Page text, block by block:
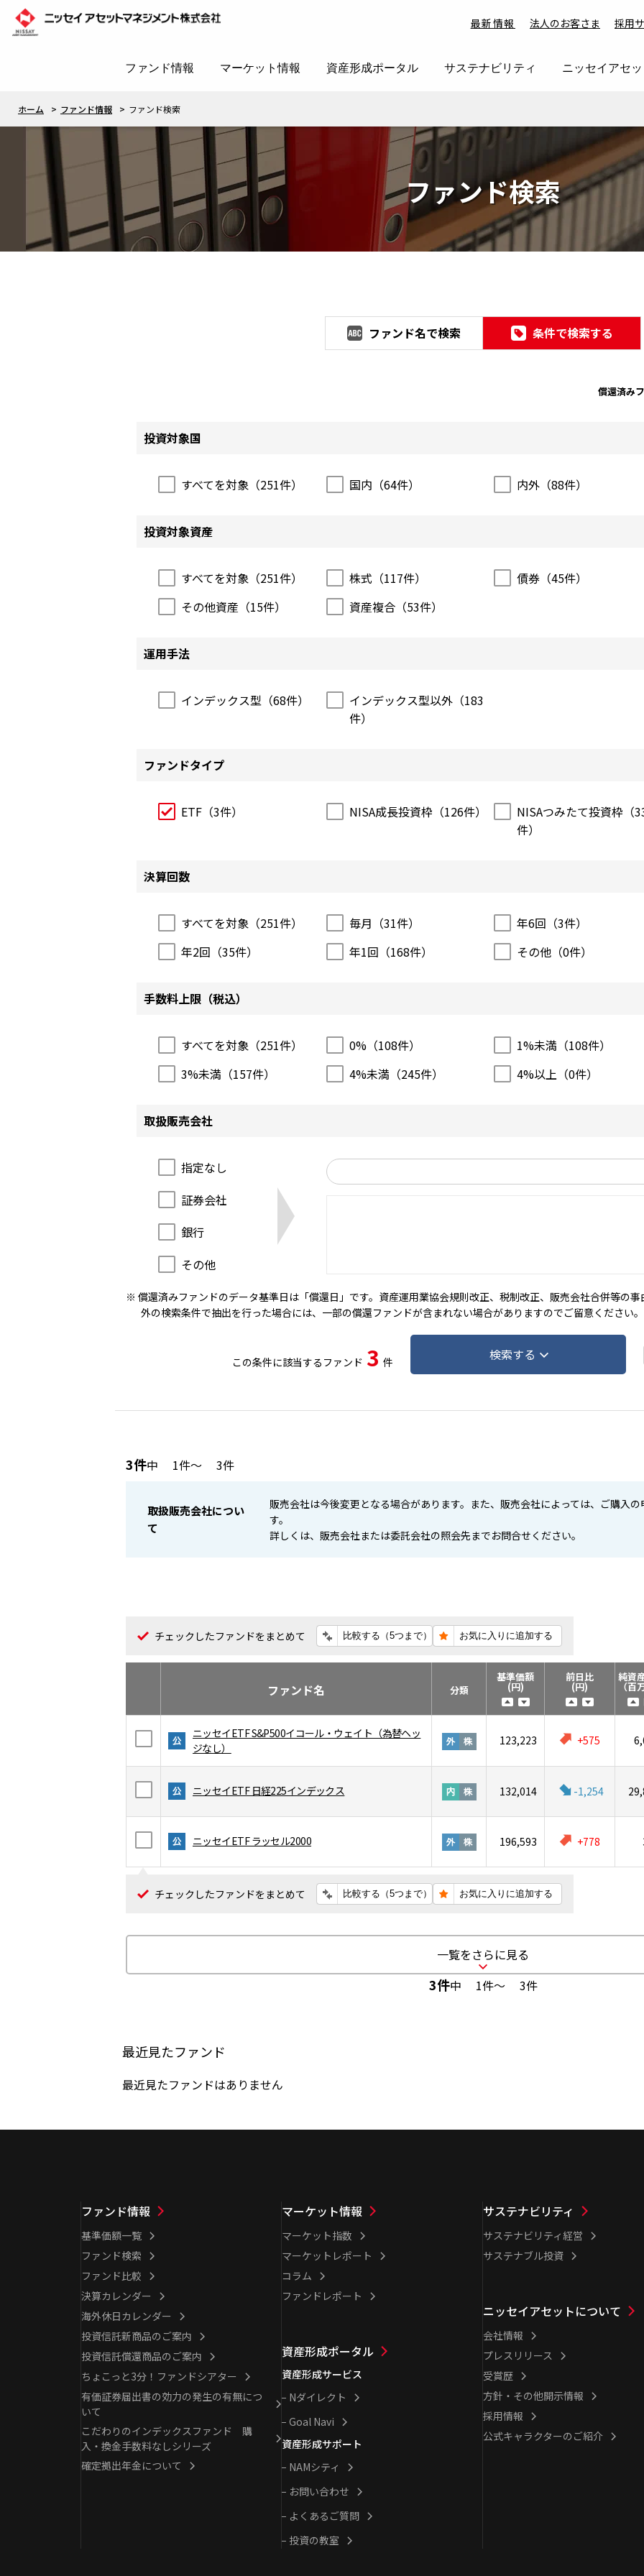
最新情報 法人のお客さま 採用
ファンド情報 マーケット情報 資産形成ポータル サステナビリティ ニッセイアセ
ホーム ファンド情報 ファンド検索
ファンド検索
ファンド名で検索 条件で検索する
償還済み
投資対象国
すべてを対象（251件） 国内（64件） 内外（88件）
投資対象資産
すべてを対象（251件） 株式（117件） 債券（45件）
その他資産（15件） 資産複合（53件）
運用手法
インデックス型（68件） インデックス型以外（183
件）
ファンドタイプ
ETF（3件） NISA成長投資枠（126件） NISAつみたて投資枠（
件）
決算回数
すべてを対象（251件） 毎月（31件） 年6回（3件）
年2回（35件） 年1回（168件） その他（0件）
手数料上限（税込）
すべてを対象（251件） 0%（108件） 1%未満（108件）
3%未満（157件） 4%未満（245件） 4%以上（0件）
取扱販売会社
指定なし
証券会社
銀行
その他
償還済みファンドのデータ基準日は「償還日」です。資産運用業協会規則改正、税制改正、販売会社合併等の
外の検索条件で抽出を行った場合には、一部の償還ファンドが含まれない場合がありますのでご留意ください。
この条件に該当するファンド 3 件 検索する
3件中 1件～ 3件
取扱販売会社につい
て
販売会社は今後変更となる場合があります。また、販売会社によっては、ご購入
す。
詳しくは、販売会社または委託会社の照会先までお問合せください。
チェックしたファンドをまとめて
ファンド名 分類
基準価額
(円)
前日比
(円)
純資
（百
ニッセイETF S&P500イコール・ウェイト（為替ヘッ
ジなし）
123,223 +575
ニッセイETF 日経225インデックス 132,014 -1,254
ニッセイETF ラッセル2000 196,593 +778
チェックしたファンドをまとめて
一覧をさらに見る
3件中 1件～ 3件
最近見たファンド
最近見たファンドはありません
ファンド情報
基準価額一覧
ファンド検索
ファンド比較
決算カレンダー
海外休日カレンダー
投資信託新商品のご案内
投資信託償還商品のご案内
ちょこっと3分！ファンドシアター
有価証券届出書の効力の発生の有無につ
いて
こだわりのインデックスファンド 購
入・換金手数料なしシリーズ
確定拠出年金について
マーケット情報
マーケット指数
マーケットレポート
コラム
ファンドレポート
資産形成ポータル
資産形成サービス
Nダイレクト
Goal Navi
資産形成サポート
NAMシティ
お問い合わせ
よくあるご質問
投資の教室
サステナビリティ
サステナビリティ経営
サステナブル投資
ニッセイアセットについて
会社情報
プレスリリース
受賞歴
方針・その他開示情報
採用情報
公式キャラクターのご紹介